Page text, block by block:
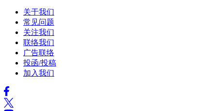
关于我们
常见问题
关注我们
联络我们
广告联络
投函/投稿
加入我们